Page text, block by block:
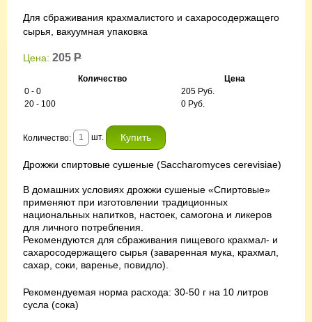
Для сбраживания крахмалистого и сахаросодержащего
сырья, вакуумная упаковка
Цена: 205 Р
Количество
Цена
0 - 0
205 Руб.
20 - 100
0 Руб.
Количество: шт.
Дрожжи спиртовые сушеные (Saccharomyces cerevisiae)
В домашних условиях дрожжи сушеные «Спиртовые»
применяют при изготовлении традиционных
национальных напитков, настоек, самогона и ликеров
для личного потребления.
Рекомендуются для сбраживания пищевого крахмал- и
сахаросодержащего сырья (заваренная мука, крахмал,
сахар, соки, варенье, повидло).
Рекомендуемая норма расхода: 30-50 г на 10 литров
сусла (сока)